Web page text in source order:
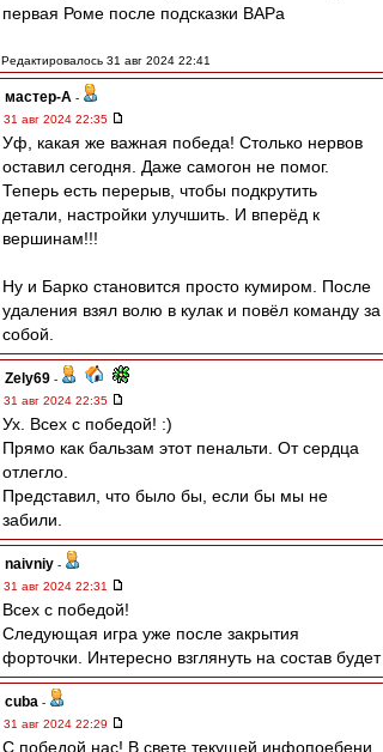
первая Роме после подсказки ВАРа
Редактировалось 31 авг 2024 22:41
мастер-А -
31 авг 2024 22:35
Уф, какая же важная победа! Столько нервов
оставил сегодня. Даже самогон не помог.
Теперь есть перерыв, чтобы подкрутить
детали, настройки улучшить. И вперёд к
вершинам!!!
Ну и Барко становится просто кумиром. После
удаления взял волю в кулак и повёл команду за
собой.
Zely69 -
31 авг 2024 22:35
Ух. Всех с победой! :)
Прямо как бальзам этот пенальти. От сердца
отлегло.
Представил, что было бы, если бы мы не
забили.
naivniy -
31 авг 2024 22:31
Всех с победой!
Следующая игра уже после закрытия
форточки. Интересно взглянуть на состав будет
cuba -
31 авг 2024 22:29
С победой нас! В свете текущей инфопоебени,